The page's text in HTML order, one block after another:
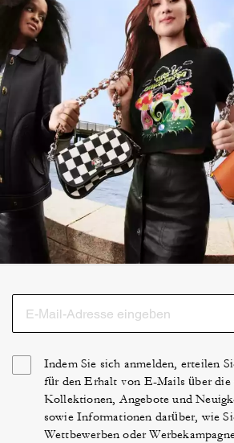
Indem Sie sich anmelden, erteilen
für den Erhalt von E-Mails über die
Kollektionen, Angebote und
sowie Informationen darüber, wie
Wettbewerben oder